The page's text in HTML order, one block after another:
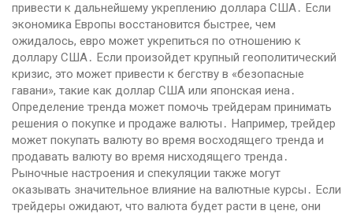
привести к дальнейшему укреплению доллара США․ Если
экономика Европы восстановится быстрее, чем
ожидалось, евро может укрепиться по отношению к
доллару США․ Если произойдет крупный геополитический
кризис, это может привести к бегству в «безопасные
гавани», такие как доллар США или японская иена․
Определение тренда может помочь трейдерам принимать
решения о покупке и продаже валюты․ Например, трейдер
может покупать валюту во время восходящего тренда и
продавать валюту во время нисходящего тренда․
Рыночные настроения и спекуляции также могут
оказывать значительное влияние на валютные курсы․ Если
трейдеры ожидают, что валюта будет расти в цене, они